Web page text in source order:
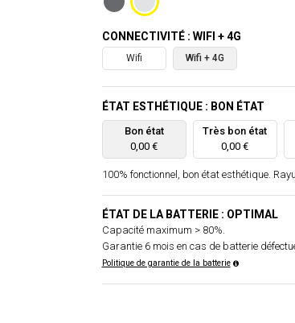
CONNECTIVITÉ : WIFI + 4G
Wifi Wifi + 4G
ÉTAT ESTHÉTIQUE : BON ÉTAT
Bon état
0,00 €
Très bon état
0,00 €
100% fonctionnel, bon état esthétique.
ÉTAT DE LA BATTERIE : OPTIMAL
Capacité maximum > 80%.
Garantie 6 mois en cas de batterie
Politique de garantie de la batterie